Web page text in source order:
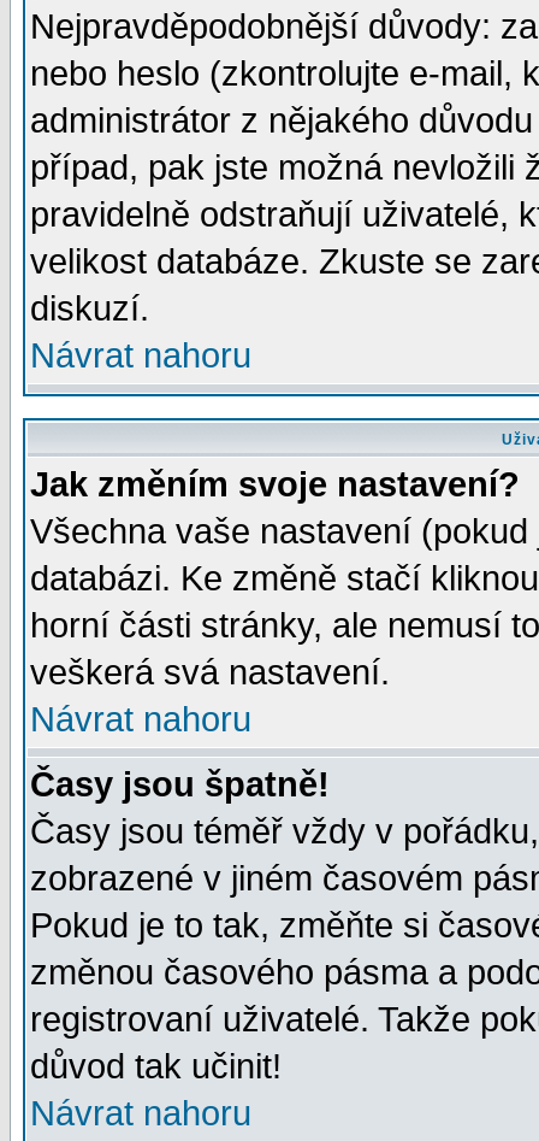
Nejpravděpodobnější důvody:
nebo heslo (zkontrolujte e-mail,
administrátor z nějakého
případ, pak jste možná nevložili
pravidelně odstraňují uživatelé,
velikost databáze. Zkuste se
diskuzí.
Návrat nahoru
Jak změním svoje nastavení?
Všechna vaše nastavení
databázi. Ke změně stačí
horní části stránky, ale nemusí
veškerá svá nastavení.
Návrat nahoru
Časy jsou špatně!
Časy jsou téměř vždy v
zobrazené v jiném časovém
Pokud je to tak, změňte si
změnou časového pásma a
registrovaní uživatelé. Takže
důvod tak učinit!
Návrat nahoru